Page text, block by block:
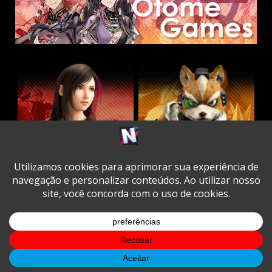
TwitterFacebook
Instagram
YoutubeSpotifyCookie
Policy
Copyright © All rights reserved.
themes.